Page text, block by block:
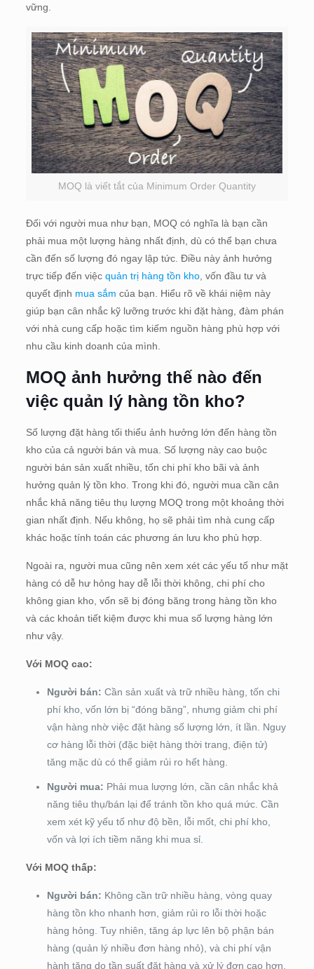
vững.
MOQ là viết tắt của Minimum Order Quantity
Đối với người mua như bạn, MOQ có nghĩa là bạn cần
phải mua một lượng hàng nhất định, dù có thể bạn chưa
cần đến số lượng đó ngay lập tức. Điều này ảnh hưởng
trực tiếp đến việc quản trị hàng tồn kho, vốn đầu tư và
quyết định mua sắm của bạn. Hiểu rõ về khái niệm này
giúp bạn cân nhắc kỹ lưỡng trước khi đặt hàng, đàm phán
với nhà cung cấp hoặc tìm kiếm nguồn hàng phù hợp với
nhu cầu kinh doanh của mình.
MOQ ảnh hưởng thế nào đến
việc quản lý hàng tồn kho?
Số lượng đặt hàng tối thiểu ảnh hưởng lớn đến hàng tồn
kho của cả người bán và mua. Số lượng này cao buộc
người bán sản xuất nhiều, tốn chi phí kho bãi và ảnh
hưởng quản lý tồn kho. Trong khi đó, người mua cần cân
nhắc khả năng tiêu thụ lượng MOQ trong một khoảng thời
gian nhất định. Nếu không, họ sẽ phải tìm nhà cung cấp
khác hoặc tính toán các phương án lưu kho phù hợp.
Ngoài ra, người mua cũng nên xem xét các yếu tố như mặt
hàng có dễ hư hỏng hay dễ lỗi thời không, chi phí cho
không gian kho, vốn sẽ bị đóng băng trong hàng tồn kho
và các khoản tiết kiệm được khi mua số lượng hàng lớn
như vậy.
Với MOQ cao:
Người bán: Cần sản xuất và trữ nhiều hàng, tốn chi
phí kho, vốn lớn bị “đóng băng”, nhưng giảm chi phí
vận hàng nhờ việc đặt hàng số lượng lớn, ít lần. Nguy
cơ hàng lỗi thời (đặc biệt hàng thời trang, điện tử)
tăng mặc dù có thể giảm rủi ro hết hàng.
Người mua: Phải mua lượng lớn, cần cân nhắc khả
năng tiêu thụ/bán lại để tránh tồn kho quá mức. Cần
xem xét kỹ yếu tố như độ bền, lỗi mốt, chi phí kho,
vốn và lợi ích tiềm năng khi mua sỉ.
Với MOQ thấp:
Người bán: Không cần trữ nhiều hàng, vòng quay
hàng tồn kho nhanh hơn, giảm rủi ro lỗi thời hoặc
hàng hỏng. Tuy nhiên, tăng áp lực lên bộ phận bán
hàng (quản lý nhiều đơn hàng nhỏ), và chi phí vận
hành tăng do tần suất đặt hàng và xử lý đơn cao hơn.